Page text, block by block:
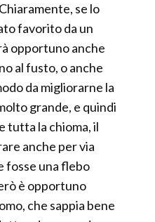
se lo
favorito da un
opportuno anche
al fusto, o anche
da migliorarne la
grande, e quindi
tutta la chioma, il
anche per via
fosse una flebo
è opportuno
che sappia bene